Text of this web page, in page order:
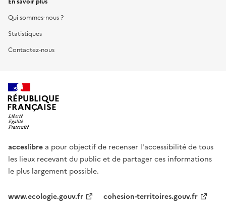
Qui sommes-nous ?
Statistiques
Contactez-nous
RÉPUBLIQUE
FRANÇAISE
acceslibre a pour objectif de recenser l'accessibilité de tous
les lieux recevant du public et de partager ces informations
le plus largement possible.
www.ecologie.gouv.fr
cohesion-territoires.gouv.fr